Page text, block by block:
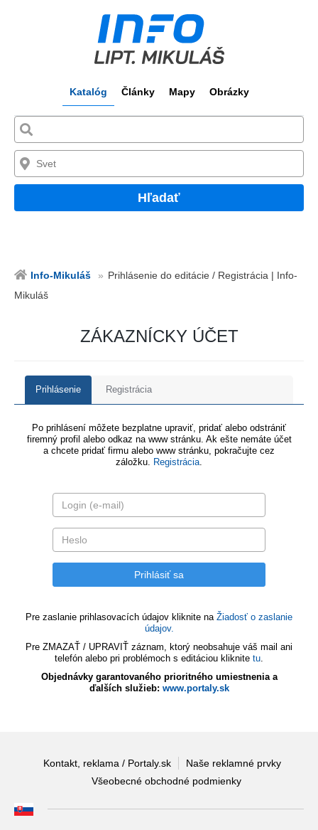
Katalóg Články Mapy Obrázky
Hľadať
Info-Mikuláš
Prihlásenie do editácie / Registrácia | Info-
Mikuláš
ZÁKAZNÍCKY ÚČET
Prihlásenie Registrácia
Po prihlásení môžete bezplatne upraviť, pridať alebo odstrániť
firemný profil alebo odkaz na www stránku. Ak ešte nemáte účet
a chcete pridať firmu alebo www stránku, pokračujte cez
záložku. Registrácia.
Pre zaslanie prihlasovacích údajov kliknite na Žiadosť o zaslanie
údajov.
Pre ZMAZAŤ / UPRAVIŤ záznam, ktorý neobsahuje váš mail ani
telefón alebo pri problémoch s editáciou kliknite tu.
Objednávky garantovaného prioritného umiestnenia a
ďalších služieb: www.portaly.sk
Kontakt, reklama / Portaly.sk
Naše reklamné prvky
Všeobecné obchodné podmienky